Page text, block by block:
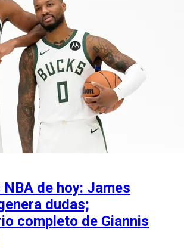
de hoy: James
dudas;
completo de Giannis